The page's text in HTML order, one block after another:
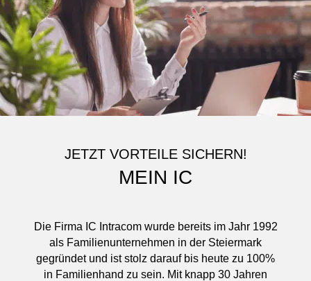
JETZT VORTEILE SICHERN!
MEIN IC
Die Firma IC Intracom wurde bereits im Jahr 1992
als Familienunternehmen in der Steiermark
gegründet und ist stolz darauf bis heute zu 100%
in Familienhand zu sein. Mit knapp 30 Jahren